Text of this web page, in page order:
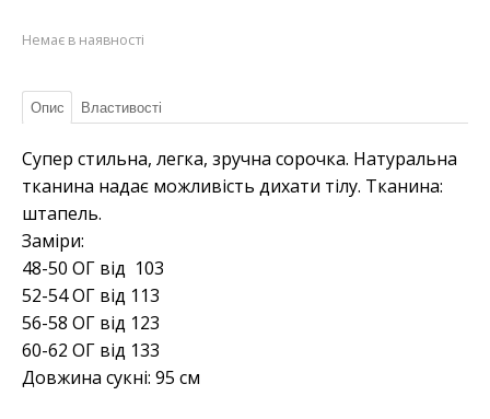
Немає в наявності
Опис Властивості
Супер стильна, легка, зручна сорочка. Натуральна
тканина надає можливість дихати тілу. Тканина:
штапель.
Заміри:
48-50 ОГ від 103
52-54 ОГ від 113
56-58 ОГ від 123
60-62 ОГ від 133
Довжина сукні: 95 см